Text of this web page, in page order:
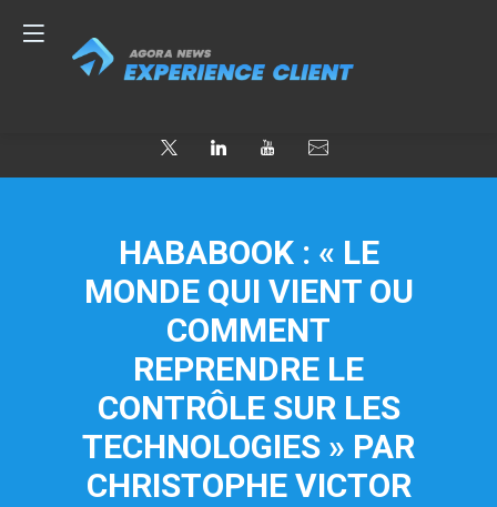
HABABOOK : « LE
MONDE QUI VIENT OU
COMMENT
REPRENDRE LE
CONTRÔLE SUR LES
TECHNOLOGIES » PAR
CHRISTOPHE VICTOR